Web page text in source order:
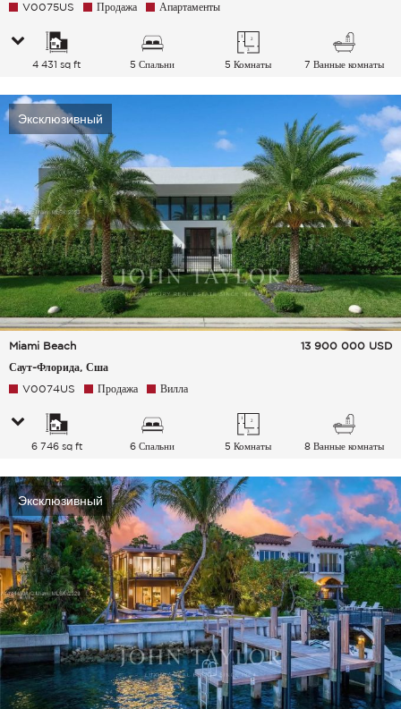
V0075US Продажа Апартаменты
4 431 sq ft 5 Спальни 5 Комнаты 7 Ванные комнаты
Эксклюзивный
Miami Beach
Саут-Флорида, Сша
13 900 000 USD
V0074US Продажа Вилла
6 746 sq ft 6 Спальни 5 Комнаты 8 Ванные комнаты
Эксклюзивный